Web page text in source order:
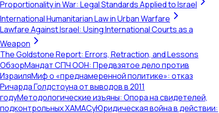
Proportionality in War: Legal Standards Applied to Israel
International Humanitarian Law in Urban Warfare
Lawfare Against Israel: Using International Courts as a
Weapon
The Goldstone Report: Errors, Retraction, and Lessons
ОбзорМандат СПЧ ООН: Предвзятое дело против
ИзраиляМиф о «преднамеренной политике»: отказ
Ричарда Голдстоуна от выводов в 2011
годуМетодологические изъяны: Опора на свидетелей,
подконтрольных ХАМАСуЮридическая война в действии: